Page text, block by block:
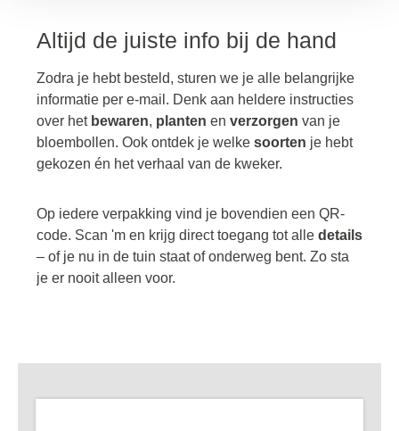
Altijd de juiste info bij de hand
Zodra je hebt besteld, sturen we je alle belangrijke
informatie per e-mail. Denk aan heldere instructies
over het bewaren, planten en verzorgen van je
bloembollen. Ook ontdek je welke soorten je hebt
gekozen én het verhaal van de kweker.
Op iedere verpakking vind je bovendien een QR-
code. Scan 'm en krijg direct toegang tot alle details
– of je nu in de tuin staat of onderweg bent. Zo sta
je er nooit alleen voor.